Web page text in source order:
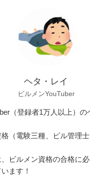
ヘタ・レイ
ビルメンYouTuber
（登録者1万人以上）
（電験三種、ビル管理
ビルメン資格の合格に
ます！